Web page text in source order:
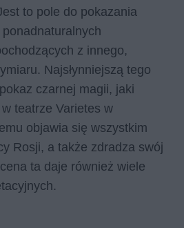
to pole do pokazania
z innego,
Najsłynniejszą tego
czarnej magii, jaki
teatrze Varietes w
objawia się wszystkim
Rosji, a także zdradza swój
ta daje również wiele